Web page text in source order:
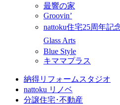
最響の家
Groovin’
nattoku住宅25周年記
Glass Arts
Blue Style
キママプラス
納得リフォームスタジオ
nattoku リノベ
分譲住宅･不動産